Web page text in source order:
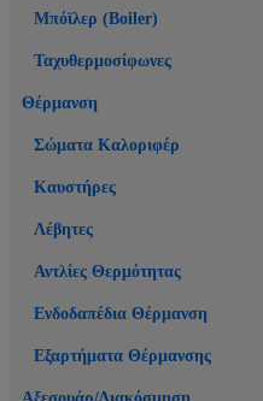
Μπόϊλερ (Boiler)
Ταχυθερμοσίφωνες
Θέρμανση
Σώματα Καλοριφέρ
Καυστήρες
Λέβητες
Αντλίες Θερμότητας
Ενδοδαπέδια Θέρμανση
Εξαρτήματα Θέρμανσης